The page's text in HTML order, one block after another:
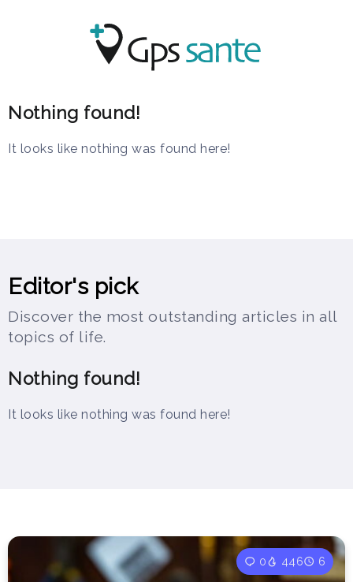
Nothing found!
It looks like nothing was found here!
Editor's pick
Discover the most outstanding articles in all
topics of life.
Nothing found!
It looks like nothing was found here!
0 446 6